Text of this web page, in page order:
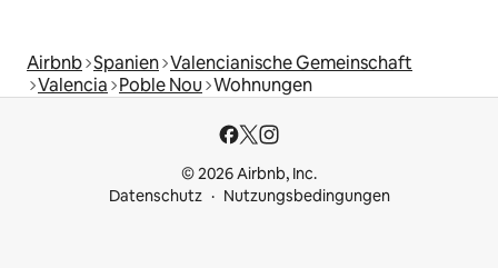
Airbnb Spanien Valencianische Gemeinschaft
Valencia Poble Nou Wohnungen
© 2026 Airbnb, Inc.
Datenschutz
Nutzungsbedingungen